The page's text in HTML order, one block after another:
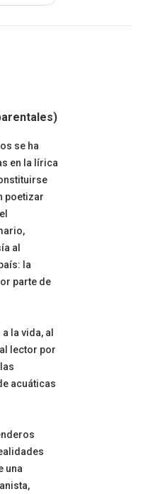
se ha
en la lírica
poetizar
al
la
parte de
la vida, al
lector por
acuáticas
una